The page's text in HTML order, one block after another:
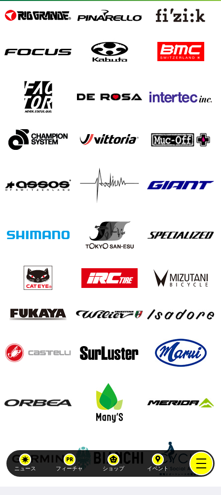
ニュース フィーチャ ショップ イベント